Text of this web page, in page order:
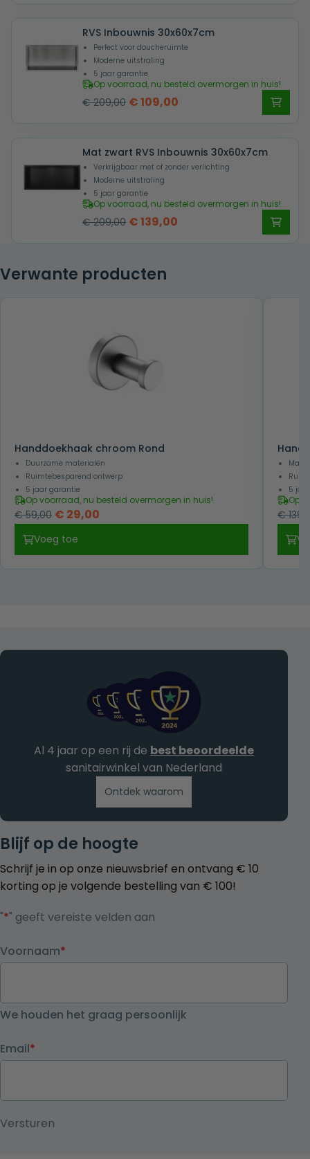
was:
€ 169,00.
is:
€ 89,00.
RVS Inbouwnis 30x60x7cm
Perfect voor doucheruimte
Moderne uitstraling
5 jaar garantie
Op voorraad, nu besteld overmorgen in huis!
€209,00 Oorspronkelijke
was:
€ 209,00.
€109,00
is:
€ 109,00.
Mat zwart RVS Inbouwnis 30x60x7cm
Verkrijgbaar met of zonder verlichting
Moderne uitstraling
5 jaar garantie
Op voorraad, nu besteld overmorgen in huis!
€209,00 Oorspronkelijke
€ 209,00.
€139,00
Verwante producten
Handdoekhaak chroom Rond
Duurzame materialen
Ruimtebesparend ontwerp
5 jaar garantie
Op voorraad, nu besteld overmorgen in huis!
€59,00 Oorspronkelijke
was:
€ 59,00.
€ 29,00
€ 29,00.
Voeg toe
5
Op
€
Blijf op de hoogte
Schrijf je in op onze nieuwsbrief en ontvang € 10
korting op je volgende bestelling van € 100!
"*" geeft vereiste velden aan
Voornaam*
We houden het graag persoonlijk
Email*
Al 4 jaar op een rij de best beoordeelde
sanitairwinkel van Nederland
Ontdek waarom